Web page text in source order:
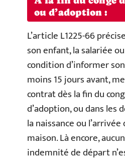
ou d’adoption :
L’article L1225-66
son enfant, la salariée
condition d’informer
moins 15 jours avant,
contrat dès la fin du
d’adoption, ou dans les
la naissance ou l’arrivée
maison. Là encore,
indemnité de départ